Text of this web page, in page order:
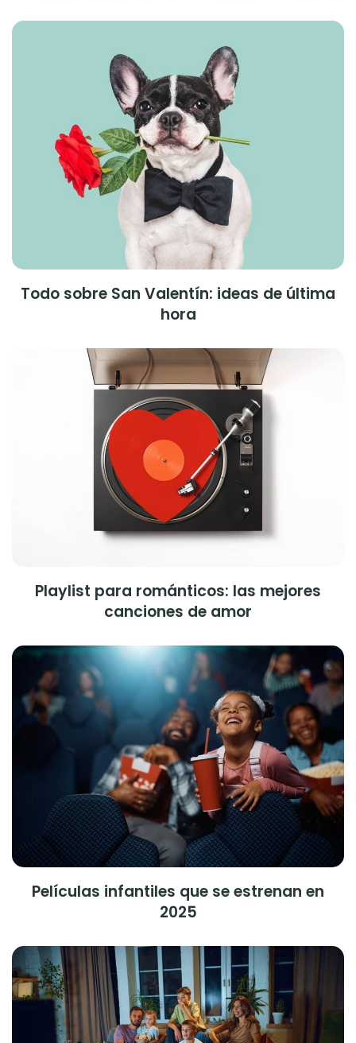
Todo sobre San Valentín: ideas de última
hora
Playlist para románticos: las mejores
canciones de amor
Películas infantiles que se estrenan en
2025